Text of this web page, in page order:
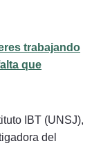
trabajando
que
IBT (UNSJ),
del